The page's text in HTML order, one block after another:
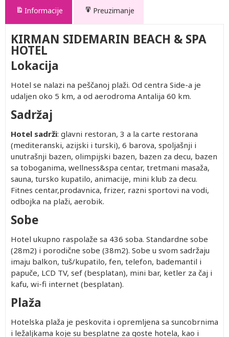
Informacije Preuzimanje
KIRMAN SIDEMARIN BEACH & SPA
HOTEL
Lokacija
Hotel se nalazi na peščanoj plaži. Od centra Side-a je
udaljen oko 5 km, a od aerodroma Antalija 60 km.
Sadržaj
Hotel sadrži: glavni restoran, 3 a la carte restorana
(mediteranski, azijski i turski), 6 barova, spoljašnji i
unutrašnji bazen, olimpijski bazen, bazen za decu, bazen
sa toboganima, wellness&spa centar, tretmani masaža,
sauna, tursko kupatilo, animacije, mini klub za decu.
Fitnes centar,prodavnica, frizer, razni sportovi na vodi,
odbojka na plaži, aerobik.
Sobe
Hotel ukupno raspolaže sa 436 soba. Standardne sobe
(28m2) i porodične sobe (38m2). Sobe u svom sadržaju
imaju balkon, tuš/kupatilo, fen, telefon, bademantil i
papuče, LCD TV, sef (besplatan), mini bar, ketler za čaj i
kafu, wi-fi internet (besplatan).
Plaža
Hotelska plaža je peskovita i opremljena sa suncobrnima
i ležaljkama koje su besplatne za goste hotela, kao i